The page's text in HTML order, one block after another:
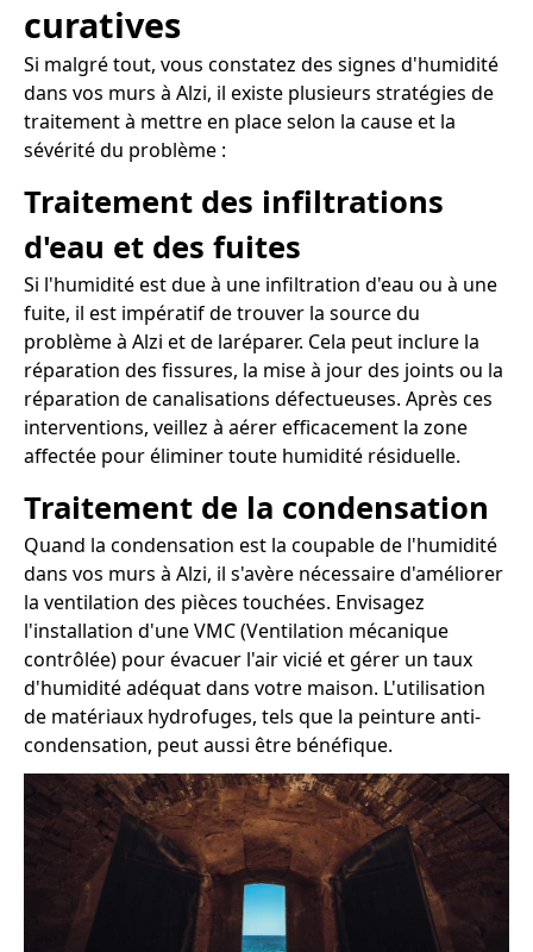
curatives
Si malgré tout, vous constatez des signes d'humidité
dans vos murs à Alzi, il existe plusieurs stratégies de
traitement à mettre en place selon la cause et la
sévérité du problème :
Traitement des infiltrations
d'eau et des fuites
Si l'humidité est due à une infiltration d'eau ou à une
fuite, il est impératif de trouver la source du
problème à Alzi et de laréparer. Cela peut inclure la
réparation des fissures, la mise à jour des joints ou la
réparation de canalisations défectueuses. Après ces
interventions, veillez à aérer efficacement la zone
affectée pour éliminer toute humidité résiduelle.
Traitement de la condensation
Quand la condensation est la coupable de l'humidité
dans vos murs à Alzi, il s'avère nécessaire d'améliorer
la ventilation des pièces touchées. Envisagez
l'installation d'une VMC (Ventilation mécanique
contrôlée) pour évacuer l'air vicié et gérer un taux
d'humidité adéquat dans votre maison. L'utilisation
de matériaux hydrofuges, tels que la peinture anti-
condensation, peut aussi être bénéfique.